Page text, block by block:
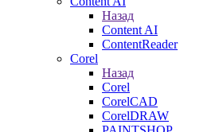
Назад
Content AI
ContentReader
Corel
Назад
Corel
CorelCAD
CorelDRAW